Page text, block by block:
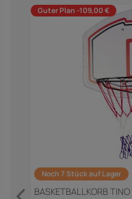
Guter Plan -109,00 €
Noch 7 Stück auf Lager
BASKETBALLKORB TINO